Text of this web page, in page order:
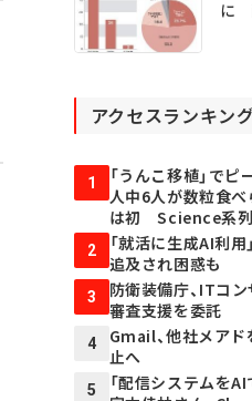
に
アクセスランキン
1
「うんこ移植」で
人中6人が数粒食
は初 Science系
2
「就活に生成AI利
追及され困惑も
3
防衛装備庁、ITコ
審査支援を委託
4
Gmail、他社メア
止へ
5
「配信システムを